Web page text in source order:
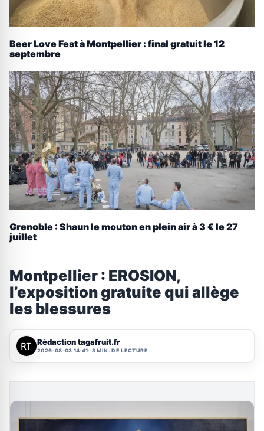
Beer Love Fest à Montpellier : final gratuit le 12
septembre
Grenoble : Shaun le mouton en plein air à 3 € le 27
juillet
Montpellier : EROSION,
l’exposition gratuite qui allège
les blessures
Rédaction tagafruit.fr
2026-08-03 14:41 3 MIN. DE LECTURE